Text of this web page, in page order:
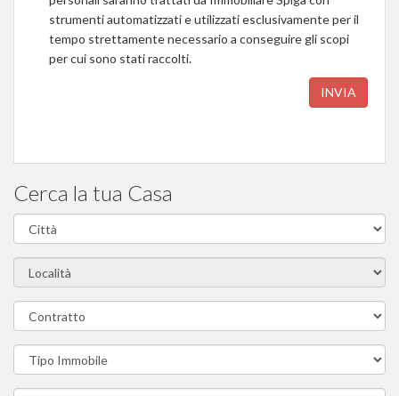
strumenti automatizzati e utilizzati esclusivamente per il
tempo strettamente necessario a conseguire gli scopi
per cui sono stati raccolti.
INVIA
Cerca la tua Casa